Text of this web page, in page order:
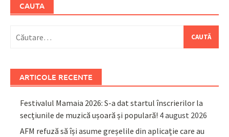
CAUTA
după:
ARTICOLE RECENTE
Festivalul Mamaia 2026: S-a dat startul înscrierilor la
secțiunile de muzică ușoară și populară! 4 august 2026
AFM refuză să își asume greșelile din aplicație care au